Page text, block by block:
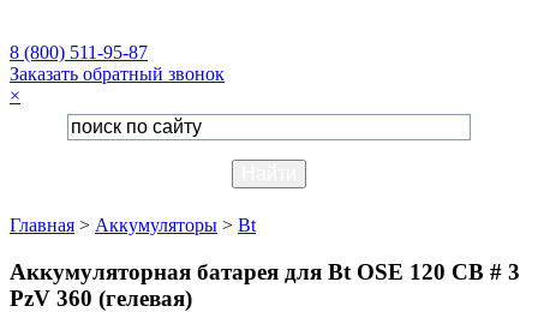
8 (800) 511-95-87
Заказать обратный звонок
×
Главная > Аккумуляторы > Bt
Аккумуляторная батарея для Bt OSE 120 CB # 3
PzV 360 (гелевая)